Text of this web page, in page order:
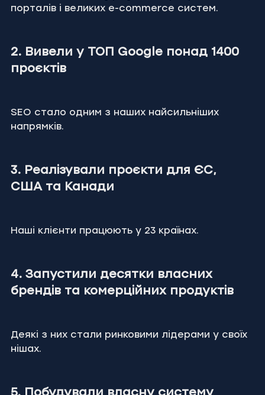
порталів і великих e-commerce систем.
2. Вивели у ТОП Google понад 1400
проєктів
SEO стало одним з наших найсильніших
напрямків.
3. Реалізували проєкти для ЄС,
США та Канади
Наші клієнти працюють у 23 країнах.
4. Запустили десятки власних
брендів та комерційних продуктів
Деякі з них стали ринковими лідерами у своїх
нішах.